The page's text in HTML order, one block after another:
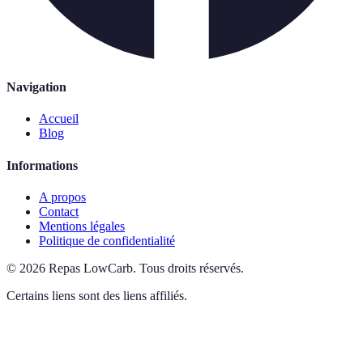
Navigation
Accueil
Blog
Informations
A propos
Contact
Mentions légales
Politique de confidentialité
© 2026 Repas LowCarb. Tous droits réservés.
Certains liens sont des liens affiliés.